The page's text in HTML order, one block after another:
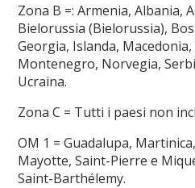
Zona B =: Armenia, Albania,
Bielorussia (Bielorussia),
Georgia, Islanda,
Montenegro, Norvegia,
Ucraina.
Zona C = Tutti i paesi non
OM 1 = Guadalupa,
Mayotte, Saint-Pierre e
Saint-Barthélemy.